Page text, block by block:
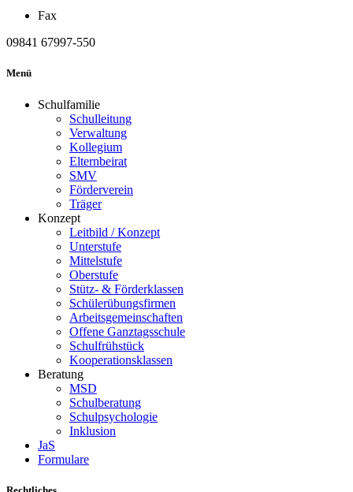
Fax
09841 67997-550
Menü
Schulfamilie
Schulleitung
Verwaltung
Kollegium
Elternbeirat
SMV
Förderverein
Träger
Konzept
Leitbild / Konzept
Unterstufe
Mittelstufe
Oberstufe
Stütz- & Förderklassen
Schülerübungsfirmen
Arbeitsgemeinschaften
Offene Ganztagsschule
Schulfrühstück
Kooperationsklassen
Beratung
MSD
Schulberatung
Schulpsychologie
Inklusion
JaS
Formulare